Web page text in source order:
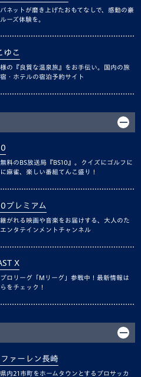
ネットが磨き上げたおもてなしで、感動の豪
ーズ体験を。
ゆこ
の『良質な温泉旅』をお手伝い。国内の旅
・ホテルの宿泊予約サイト
料のBS放送局『BS10』。クイズにゴルフに
麻雀、楽しい番組てんこ盛り！
プレミアム
がれる映画や音楽をお届けする、大人のた
ンタテインメントチャンネル
X
ロリーグ「Mリーグ」参戦中！最新情報は
をチェック！
ァーレン長崎
内21市町をホームタウンとするプロサッカ